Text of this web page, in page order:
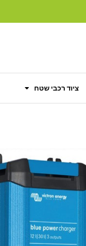
ציוד רכבי שטח